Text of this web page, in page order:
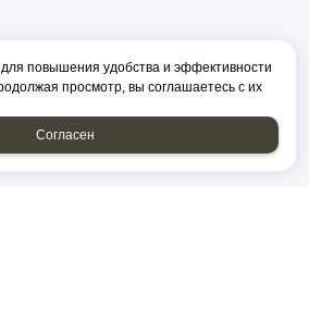
для повышения удобства и эффективности
просмотр, вы соглашаетесь с их
Согласен